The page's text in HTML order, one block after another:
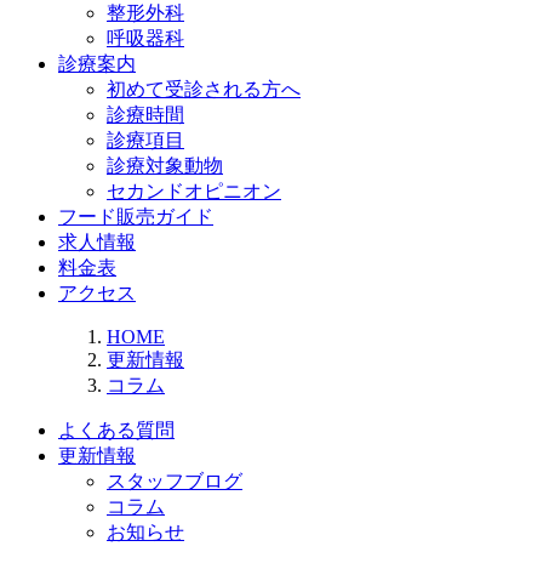
整形外科
呼吸器科
診療案内
初めて受診される方へ
診療時間
診療項目
診療対象動物
セカンドオピニオン
フード販売ガイド
求人情報
料金表
アクセス
HOME
更新情報
コラム
よくある質問
更新情報
スタッフブログ
コラム
お知らせ